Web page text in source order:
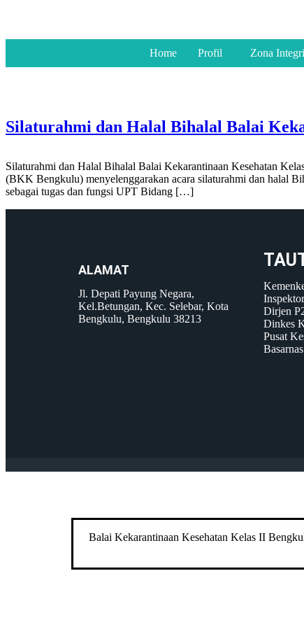
Home Profil Zona
Silaturahmi dan Halal Bihalal Balai
Silaturahmi dan Halal Bihalal Balai Kekarantinaan Kesehatan
(BKK Bengkulu) menyelenggarakan acara silaturahmi dan halal
sebagai tugas dan fungsi UPT Bidang […]
ALAMAT
Jl. Depati Payung Negara,
Kel.Betungan, Kec. Selebar, Kota
Bengkulu, Bengkulu 38213
Dirjen
Dinkes
Pusat
Balai Kekarantinaan Kesehatan Kelas II